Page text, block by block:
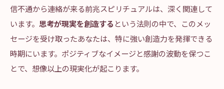
信不通から連絡が来る前兆スピリチュアルは、深く関連して
います。 思考が現実を創造する という法則の中で、このメッ
セージを受け取ったあなたは、特に強い創造力を発揮できる
時期にいます。ポジティブなイメージと感謝の波動を保つこ
とで、想像以上の現実化が起こります。